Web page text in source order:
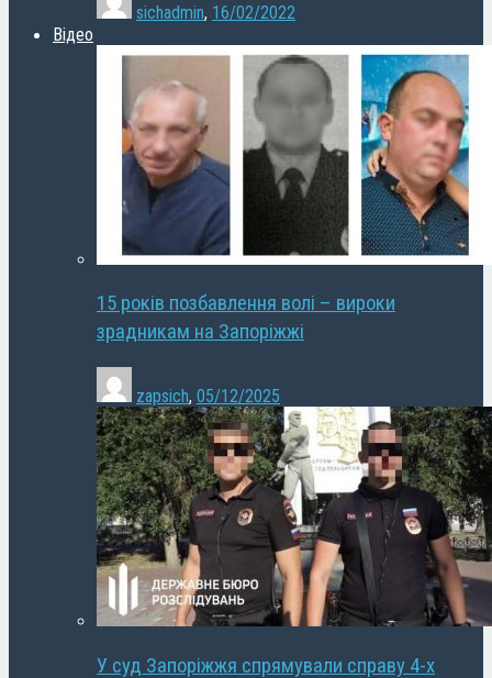
sichadmin, 16/02/2022
Відео
15 років позбавлення волі – вироки
зрадникам на Запоріжжі
zapsich, 05/12/2025
У суд Запоріжжя спрямували справу 4-х